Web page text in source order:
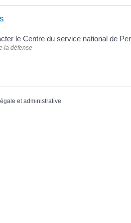
le Centre du service national de
la défense
et administrative